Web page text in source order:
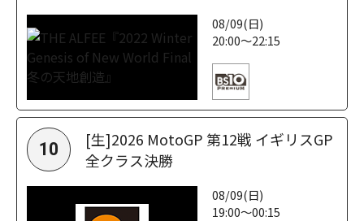
08/09(日)
20:00～22:15
10
[生]2026 MotoGP 第12戦 イギリスGP
全クラス決勝
08/09(日)
19:00～00:15